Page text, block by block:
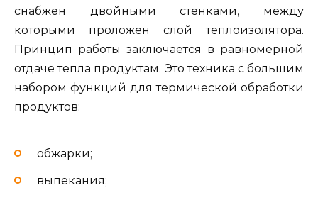
снабжен двойными стенками, между
которыми проложен слой теплоизолятора.
Принцип работы заключается в равномерной
отдаче тепла продуктам. Это техника с большим
набором функций для термической обработки
продуктов:
обжарки;
выпекания;